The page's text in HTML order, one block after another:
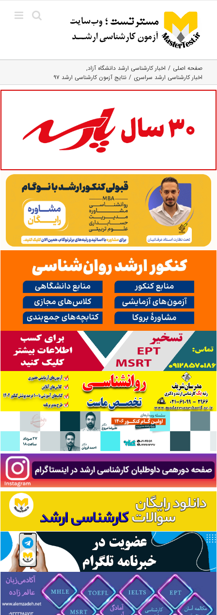
content
صفحه اصلی
اخبار کارشناسی ارشد دانشگاه آزاد
اخبار کارشناسی ارشد سراسری
نتایج آزمون کارشناسی ارشد ۹۷